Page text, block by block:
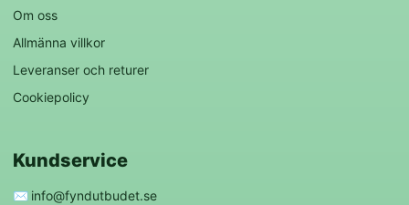
Om oss
Allmänna villkor
Leveranser och returer
Cookiepolicy
Kundservice
✉️ info@fyndutbudet.se